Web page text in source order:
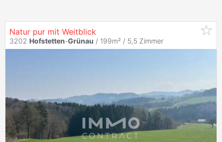
Natur pur mit Weitblick
3202 Hofstetten-Grünau / 199m² / 5,5 Zimmer